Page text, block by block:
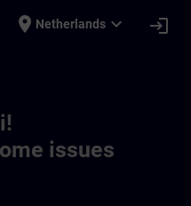
place Netherlands expand_more login
issues